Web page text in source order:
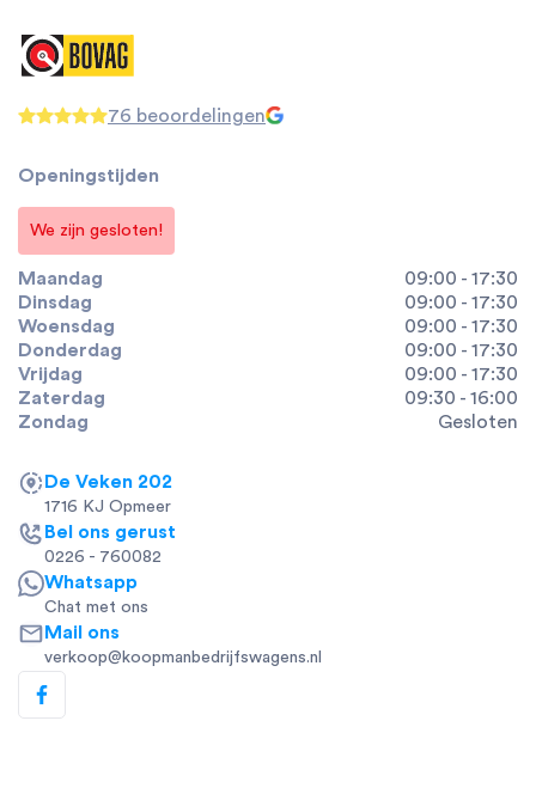
76 beoordelingen
Openingstijden
We zijn gesloten!
Maandag
09:00 - 17:30
Dinsdag
09:00 - 17:30
Woensdag
09:00 - 17:30
Donderdag
09:00 - 17:30
Vrijdag
09:00 - 17:30
Zaterdag
09:30 - 16:00
Zondag
Gesloten
De Veken 202
1716 KJ Opmeer
Bel ons gerust
0226 - 760082
Whatsapp
Chat met ons
Mail ons
verkoop@koopmanbedrijfswagens.nl